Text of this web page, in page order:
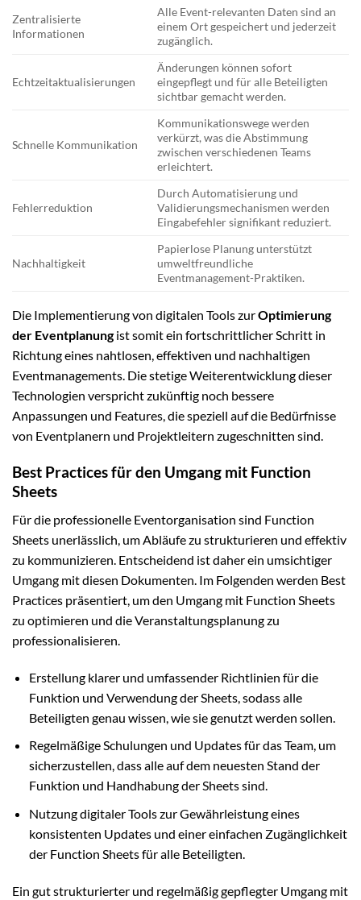
Zentralisierte
Informationen
Alle Event-relevanten Daten sind an
einem Ort gespeichert und jederzeit
zugänglich.
Echtzeitaktualisierungen
Änderungen können sofort
eingepflegt und für alle Beteiligten
sichtbar gemacht werden.
Schnelle Kommunikation
Kommunikationswege werden
verkürzt, was die Abstimmung
zwischen verschiedenen Teams
erleichtert.
Fehlerreduktion
Durch Automatisierung und
Validierungsmechanismen werden
Eingabefehler signifikant reduziert.
Nachhaltigkeit
Papierlose Planung unterstützt
umweltfreundliche
Eventmanagement-Praktiken.
Die Implementierung von digitalen Tools zurOptimierung
der Eventplanungist somit ein fortschrittlicher Schritt in
Richtung eines nahtlosen, effektiven und nachhaltigen
Eventmanagements. Die stetige Weiterentwicklung dieser
Technologien verspricht zukünftig noch bessere
Anpassungen und Features, die speziell auf die Bedürfnisse
von Eventplanern und Projektleitern zugeschnitten sind.
Best Practices für den Umgang mit Function
Sheets
Für die professionelle Eventorganisation sind Function
Sheets unerlässlich, um Abläufe zu strukturieren und effektiv
zu kommunizieren. Entscheidend ist daher ein umsichtiger
Umgang mit diesen Dokumenten. Im Folgenden werden Best
Practices präsentiert, um den Umgang mit Function Sheets
zu optimieren und die Veranstaltungsplanung zu
professionalisieren.
Erstellung klarer und umfassender Richtlinien für die
Funktion und Verwendung der Sheets, sodass alle
Beteiligten genau wissen, wie sie genutzt werden sollen.
Regelmäßige Schulungen und Updates für das Team, um
sicherzustellen, dass alle auf dem neuesten Stand der
Funktion und Handhabung der Sheets sind.
Nutzung digitaler Tools zur Gewährleistung eines
konsistenten Updates und einer einfachen Zugänglichkeit
der Function Sheets für alle Beteiligten.
Ein gut strukturierter und regelmäßig gepflegter Umgang mit